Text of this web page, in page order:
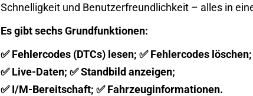
Schnelligkeit und Benutzerfreundlichkeit – alles in
Es gibt sechs Grundfunktionen:
✅ Fehlercodes (DTCs) lesen; ✅ Fehlercodes löschen;
✅ Live-Daten; ✅ Standbild anzeigen;
✅ I/M-Bereitschaft; ✅ Fahrzeuginformationen.